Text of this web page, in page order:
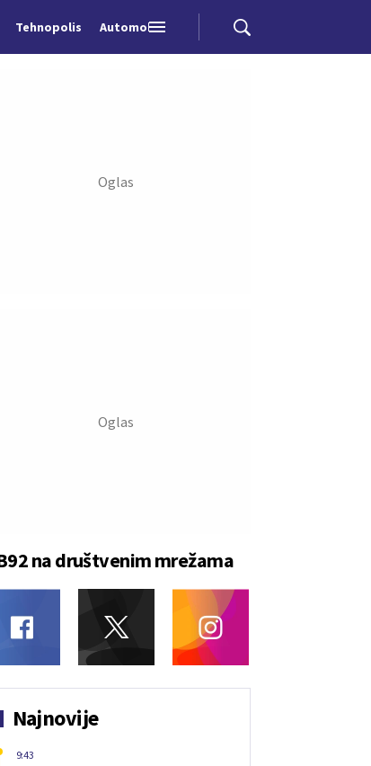
Tehnopolis Automobili
na društvenim mrežama
Najnovije
9:43